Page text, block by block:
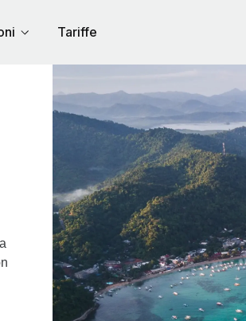
Tariffe